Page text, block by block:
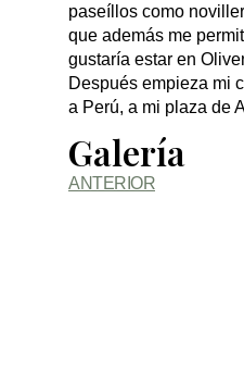
paseíllos como
que además me
gustaría estar en
Después empieza mi
a Perú, a mi plaza de
Galería
ANTERIOR